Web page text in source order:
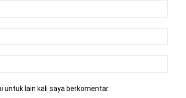
untuk lain kali saya berkomentar.